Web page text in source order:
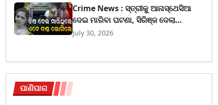
Crime News : ସ୍ତ୍ରୀକୁ ଆନାସ୍ଥେସିଆ
ଦେଇ ମାରିବା ଘଟଣା, ସିରିଞ୍ଜ ଦେଲା
ପ୍ରମାଣ, ସ୍ୱାମୀ-ବାନ୍ଧବୀଙ୍କୁ ଆଜୀବନ
July 30, 2026
ପାଣିପାଗ